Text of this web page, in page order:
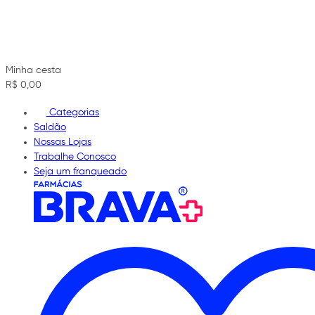
Minha cesta
R$ 0,00
Categorias
Saldão
Nossas Lojas
Trabalhe Conosco
Seja um franqueado